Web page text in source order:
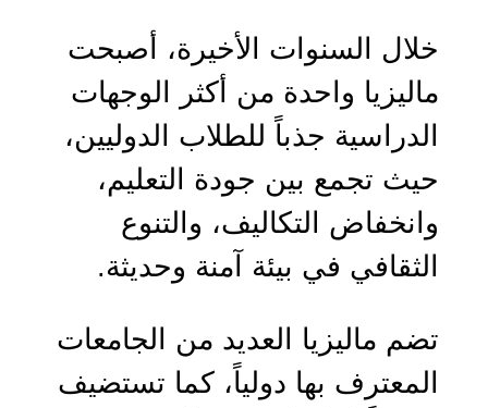
خلال السنوات الأخيرة، أصبحت
ماليزيا واحدة من أكثر الوجهات
الدراسية جذباً للطلاب الدوليين،
حيث تجمع بين جودة التعليم،
وانخفاض التكاليف، والتنوع
الثقافي في بيئة آمنة وحديثة.
تضم ماليزيا العديد من الجامعات
المعترف بها دولياً، كما تستضيف